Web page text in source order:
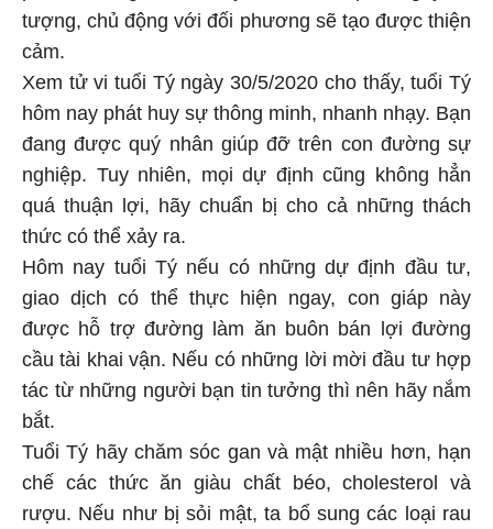
tượng, chủ động với đối phương sẽ tạo được thiện
cảm.
Xem tử vi tuổi Tý ngày 30/5/2020 cho thấy, tuổi Tý
hôm nay phát huy sự thông minh, nhanh nhạy. Bạn
đang được quý nhân giúp đỡ trên con đường sự
nghiệp. Tuy nhiên, mọi dự định cũng không hẳn
quá thuận lợi, hãy chuẩn bị cho cả những thách
thức có thể xảy ra.
Hôm nay tuổi Tý nếu có những dự định đầu tư,
giao dịch có thể thực hiện ngay, con giáp này
được hỗ trợ đường làm ăn buôn bán lợi đường
cầu tài khai vận. Nếu có những lời mời đầu tư hợp
tác từ những người bạn tin tưởng thì nên hãy nắm
bắt.
Tuổi Tý hãy chăm sóc gan và mật nhiều hơn, hạn
chế các thức ăn giàu chất béo, cholesterol và
rượu. Nếu như bị sỏi mật, ta bổ sung các loại rau